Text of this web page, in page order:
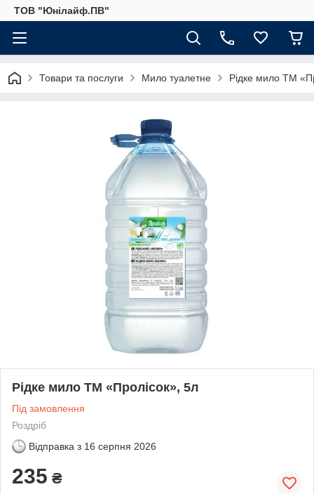
ТОВ "Юнілайф.ПВ"
Товари та послуги Мило туалетне Рідке мило ТМ
Рідке мило ТМ «Пролісок», 5л
Під замовлення
Роздріб
Відправка з 16 серпня 2026
235 ₴